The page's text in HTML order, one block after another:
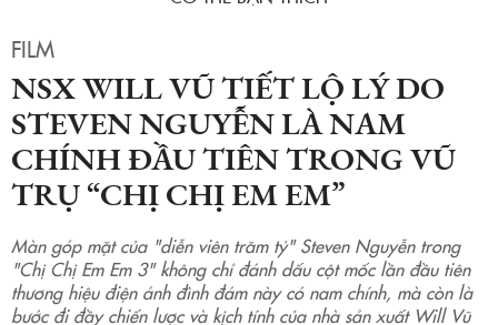
FILM
NSX WILL VŨ TIẾT LỘ LÝ DO
STEVEN NGUYỄN LÀ NAM
CHÍNH ĐẦU TIÊN TRONG VŨ
TRỤ “CHỊ CHỊ EM EM”
Màn góp mặt của "diễn viên trăm tỷ" Steven Nguyễn trong
"Chị Chị Em Em 3" không chỉ đánh dấu cột mốc lần đầu tiên
thương hiệu điện ảnh đình đám này có nam chính, mà còn là
bước đi đầy chiến lược và kịch tính của nhà sản xuất Will Vũ